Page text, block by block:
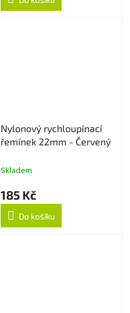
Nylonový rychloupínací
řemínek 22mm - Červený
Skladem
185 Kč
Do košíku